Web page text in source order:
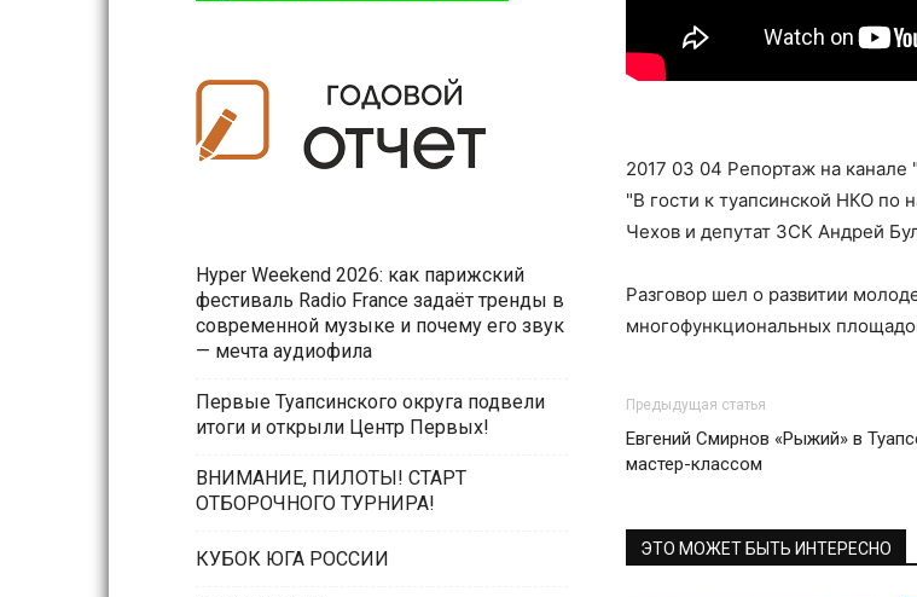
2017 03 04 Репортаж на
"В гости к туапсинской НКО по
Чехов и депутат ЗСК Андрей
Разговор шел о развитии
многофункциональных
Предыдущая статья
Евгений Смирнов «Рыжий» в
мастер-классом
ЭТО МОЖЕТ БЫТЬ ИНТЕРЕСНО
Hyper Weekend 2026: как парижский
фестиваль Radio France задаёт тренды в
современной музыке и почему его звук
— мечта аудиофила
Первые Туапсинского округа подвели
итоги и открыли Центр Первых!
ВНИМАНИЕ, ПИЛОТЫ! СТАРТ
ОТБОРОЧНОГО ТУРНИРА!
КУБОК ЮГА РОССИИ